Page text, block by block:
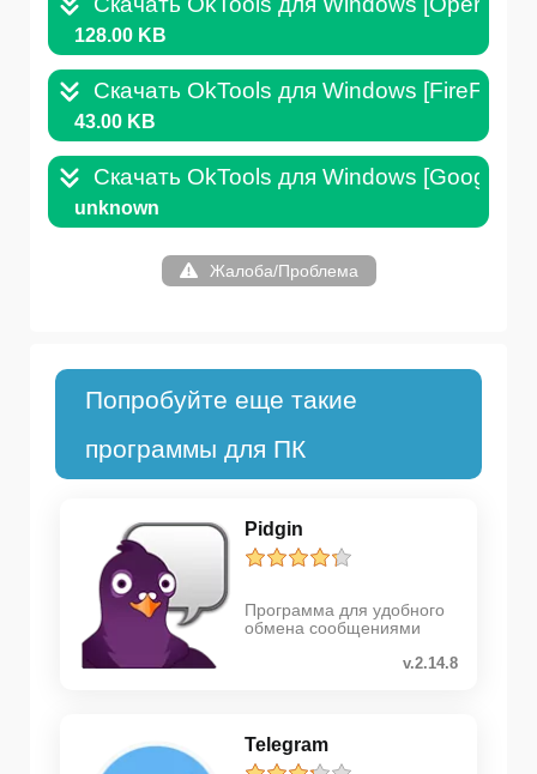
128.00 KB
Скачать OkTools для Windows [FireFox]
43.00 KB
Скачать OkTools для Windows [Google
unknown
Жалоба/Проблема
Попробуйте еще такие
программы для ПК
Pidgin
Программа для удобного
обмена сообщениями
v.2.14.8
Telegram